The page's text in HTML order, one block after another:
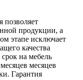
позволяет
продукции, а
этапе исключает
качества
на мебель
месяцев
Гарантия